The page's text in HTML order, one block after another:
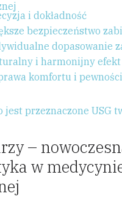
i dokładność
bezpieczeństwo
dopasowanie
i harmonijny efekt
komfortu i
jest przeznaczone USG
–
w